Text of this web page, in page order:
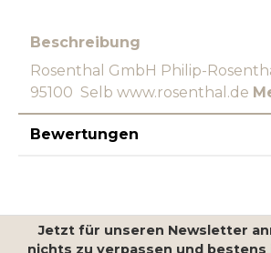
Beschreibung
Rosenthal GmbH Philip-
95100 Selb www.rosenthal.de
Bewertungen
Jetzt für unseren Newsletter
nichts zu verpassen und